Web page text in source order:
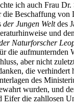
ich auch Frau
die Beschaffung von
der Jungen Weltdes
und
Naturforscher
die aufmunternden
aber nicht
die verhindert
des
wurden, und
Eifer die zahllosen